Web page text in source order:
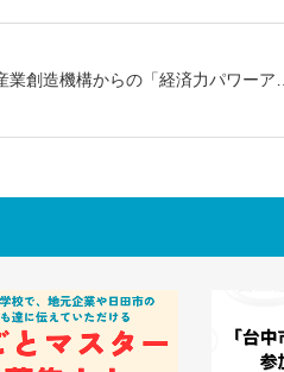
業創造機構からの「経済力パワーア…